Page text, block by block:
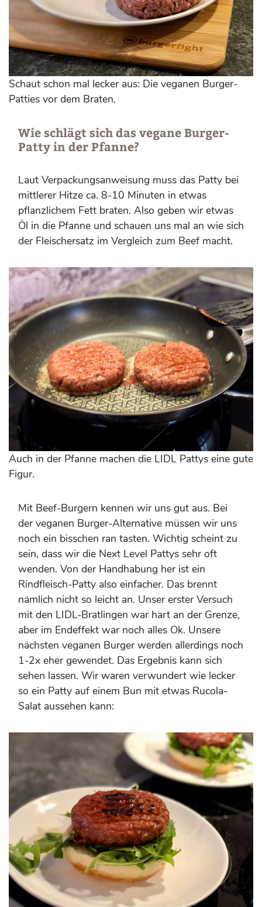
Schaut schon mal lecker aus: Die veganen Burger-
Patties vor dem Braten.
Wie schlägt sich das vegane Burger-
Patty in der Pfanne?
Laut Verpackungsanweisung muss das Patty bei
mittlerer Hitze ca. 8-10 Minuten in etwas
pflanzlichem Fett braten. Also geben wir etwas
Öl in die Pfanne und schauen uns mal an wie sich
der Fleischersatz im Vergleich zum Beef macht.
Auch in der Pfanne machen die LIDL Pattys eine gute
Figur.
Mit Beef-Burgern kennen wir uns gut aus. Bei
der veganen Burger-Alternative müssen wir uns
noch ein bisschen ran tasten. Wichtig scheint zu
sein, dass wir die Next Level Pattys sehr oft
wenden. Von der Handhabung her ist ein
Rindfleisch-Patty also einfacher. Das brennt
nämlich nicht so leicht an. Unser erster Versuch
mit den LIDL-Bratlingen war hart an der Grenze,
aber im Endeffekt war noch alles Ok. Unsere
nächsten veganen Burger werden allerdings noch
1-2x eher gewendet. Das Ergebnis kann sich
sehen lassen. Wir waren verwundert wie lecker
so ein Patty auf einem Bun mit etwas Rucola-
Salat aussehen kann: